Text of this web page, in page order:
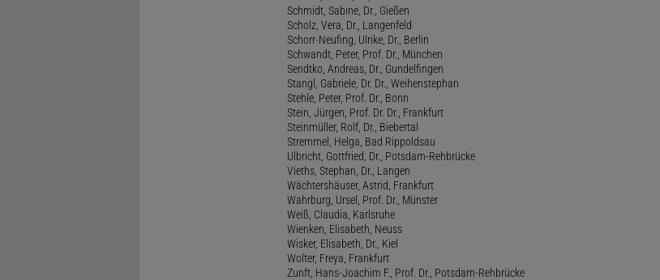
Schmidt, Sabine, Dr., Gießen
Scholz, Vera, Dr., Langenfeld
Schorr-Neufing, Ulrike, Dr., Berlin
Schwandt, Peter, Prof. Dr., München
Sendtko, Andreas, Dr., Gundelfingen
Stangl, Gabriele, Dr. Dr., Weihenstephan
Stehle, Peter, Prof. Dr., Bonn
Stein, Jürgen, Prof. Dr. Dr., Frankfurt
Steinmüller, Rolf, Dr., Biebertal
Stremmel, Helga, Bad Rippoldsau
Ulbricht, Gottfried, Dr., Potsdam-Rehbrücke
Vieths, Stephan, Dr., Langen
Wächtershäuser, Astrid, Frankfurt
Wahrburg, Ursel, Prof. Dr., Münster
Weiß, Claudia, Karlsruhe
Wienken, Elisabeth, Neuss
Wisker, Elisabeth, Dr., Kiel
Wolter, Freya, Frankfurt
Zunft, Hans-Joachim F., Prof. Dr., Potsdam-Rehbrücke